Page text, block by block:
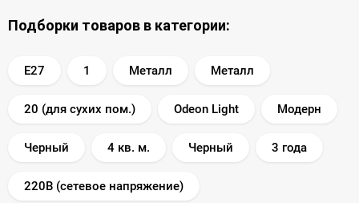
Подборки товаров в категории:
E27 1 Металл Металл
20 (для сухих пом.) Odeon Light Модерн
Черный 4 кв. м. Черный 3 года
220В (сетевое напряжение)